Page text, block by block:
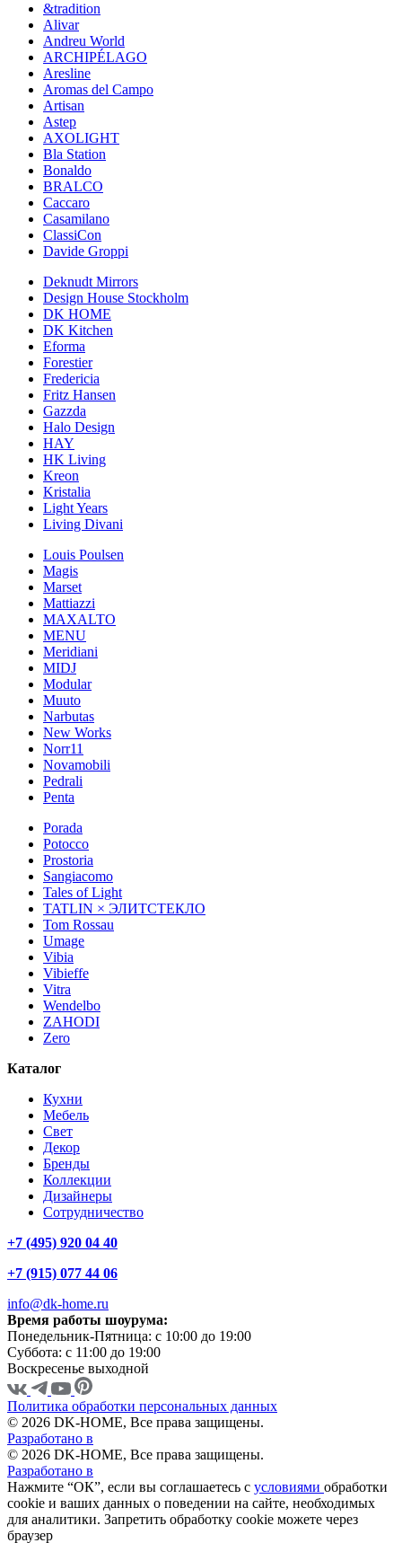
&tradition
Alivar
Andreu World
ARCHIPÉLAGO
Aresline
Aromas del Campo
Artisan
Astep
AXOLIGHT
Bla Station
Bonaldo
BRALCO
Caccaro
Casamilano
ClassiCon
Davide Groppi
Deknudt Mirrors
Design House Stockholm
DK HOME
DK Kitchen
Eforma
Forestier
Fredericia
Fritz Hansen
Gazzda
Halo Design
HAY
HK Living
Kreon
Kristalia
Light Years
Living Divani
Louis Poulsen
Magis
Marset
Mattiazzi
MAXALTO
MENU
Meridiani
MIDJ
Modular
Muuto
Narbutas
New Works
Norr11
Novamobili
Pedrali
Penta
Porada
Potocco
Prostoria
Sangiacomo
Tales of Light
TATLIN × ЭЛИТСТЕКЛО
Tom Rossau
Umage
Vibia
Vibieffe
Vitra
Wendelbo
ZAHODI
Zero
Каталог
Кухни
Мебель
Свет
Декор
Бренды
Коллекции
Дизайнеры
Сотрудничество
+7 (495) 920 04 40
+7 (915) 077 44 06
info@dk-home.ru
Время работы шоурума:
Понедельник-Пятница: c 10:00 до 19:00
Суббота: c 11:00 до 19:00
Воскресенье выходной
Политика обработки персональных данных
© 2026 DK-HOME, Все права защищены.
Разработано в
© 2026 DK-HOME, Все права защищены.
Разработано в
Нажмите “ОК”, если вы соглашаетесь с условиями обработки
cookie и ваших данных о поведении на сайте, необходимых
для аналитики. Запретить обработку cookie можете через
браузер